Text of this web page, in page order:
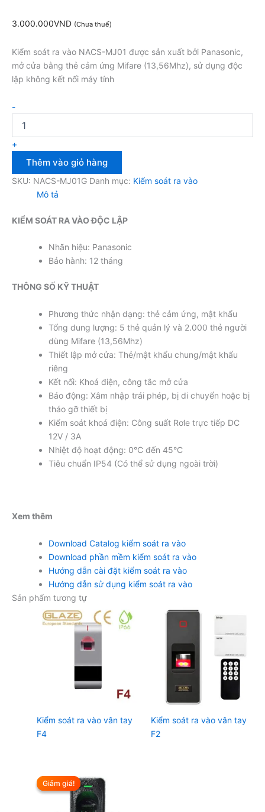
3.000.000VND (Chưa thuế)
Kiểm soát ra vào NACS-MJ01 được sản xuất bởi Panasonic,
mở cửa bằng thẻ cảm ứng Mifare (13,56Mhz), sử dụng độc
lập không kết nối máy tính
-
+
Thêm vào giỏ hàng
SKU: NACS-MJ01G Danh mục: Kiểm soát ra vào
Mô tả
KIỂM SOÁT RA VÀO ĐỘC LẬP
Nhãn hiệu: Panasonic
Bảo hành: 12 tháng
THÔNG SỐ KỸ THUẬT
Phương thức nhận dạng: thẻ cảm ứng, mật khẩu
Tổng dung lượng: 5 thẻ quản lý và 2.000 thẻ người
dùng Mifare (13,56Mhz)
Thiết lập mở cửa: Thẻ/mật khẩu chung/mật khẩu
riêng
Kết nối: Khoá điện, công tắc mở cửa
Báo động: Xâm nhập trái phép, bị di chuyển hoặc bị
tháo gỡ thiết bị
Kiểm soát khoá điện: Công suất Rơle trực tiếp DC
12V / 3A
Nhiệt độ hoạt động: 0°C đến 45°C
Tiêu chuẩn IP54 (Có thể sử dụng ngoài trời)
Xem thêm
Download Catalog kiểm soát ra vào
Download phần mềm kiểm soát ra vào
Hướng dẫn cài đặt kiểm soát ra vào
Hướng dẫn sử dụng kiểm soát ra vào
Sản phẩm tương tự
Kiểm soát ra vào vân tay
F4
Kiểm soát ra vào vân tay
F2
Giảm giá!
Giảm giá!